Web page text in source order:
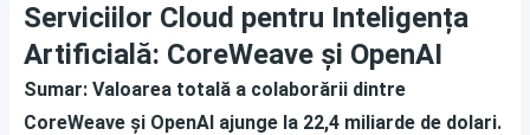
Serviciilor Cloud pentru Inteligența
Artificială: CoreWeave și OpenAI
Sumar: Valoarea totală a colaborării dintre
CoreWeave și OpenAI ajunge la 22,4 miliarde de dolari.